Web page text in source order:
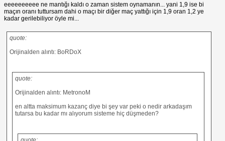
eeeeeeeeee ne mantığı kaldı o zaman sistem oynamanın... yani 1,9 ise bi
maçın oranı tuttursam dahi o maçı bir diğer maç yattığı için 1,9 oran 1,2 ye
kadar gerilebiliyor öyle mi...
quote:
Orijinalden alıntı: BoRDoX
quote:
Orijinalden alıntı: MetronoM
en altta maksimum kazanç diye bi şey var peki o nedir arkadaşım
tutarsa bu kadar mı alıyorum sisteme hiç düşmeden?